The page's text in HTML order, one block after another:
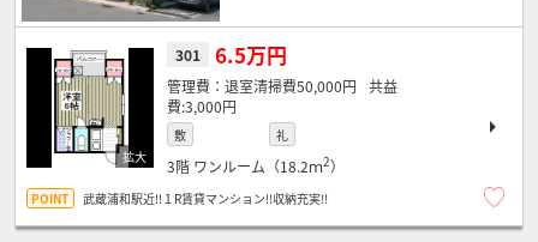
301 6.5万円
退室清掃費50,000円
3,000円
敷 礼
3階 ワンルーム（18.2ｍ2）
武蔵浦和駅近!!１R賃貸マンション!!収納充実!!